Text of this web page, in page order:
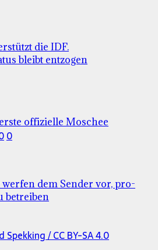
die IDF.
bleibt entzogen
offizielle Moschee
0
dem Sender vor, pro-
betreiben